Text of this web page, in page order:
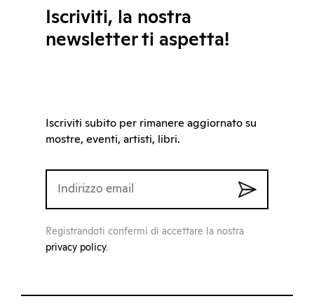
Iscriviti, la nostra
newsletter ti aspetta!
Iscriviti subito per rimanere aggiornato su
mostre, eventi, artisti, libri.
Registrandoti confermi di accettare la nostra
privacy policy.